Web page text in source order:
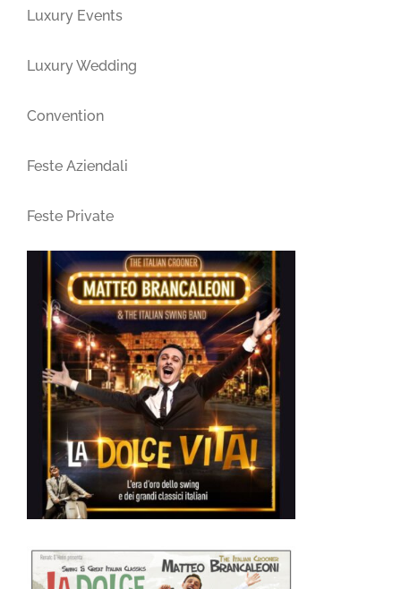
Luxury Events
Luxury Wedding
Convention
Feste Aziendali
Feste Private